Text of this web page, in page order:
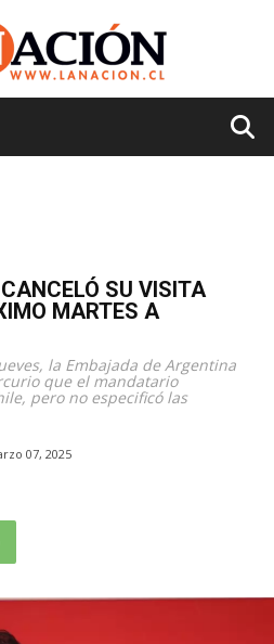
SU VISITA
MARTES A
la Embajada de Argentina
que el mandatario
pero no especificó las
07, 2025